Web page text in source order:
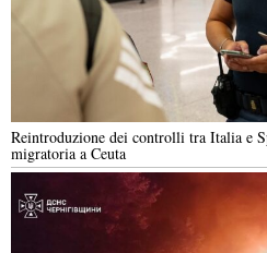
Reintroduzione dei controlli tra Italia e
migratoria a Ceuta